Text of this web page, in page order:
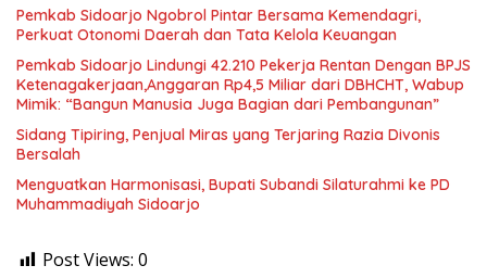
Pemkab Sidoarjo Ngobrol Pintar Bersama Kemendagri,
Perkuat Otonomi Daerah dan Tata Kelola Keuangan
Pemkab Sidoarjo Lindungi 42.210 Pekerja Rentan Dengan BPJS
Ketenagakerjaan,Anggaran Rp4,5 Miliar dari DBHCHT, Wabup
Mimik: “Bangun Manusia Juga Bagian dari Pembangunan”
Sidang Tipiring, Penjual Miras yang Terjaring Razia Divonis
Bersalah
Menguatkan Harmonisasi, Bupati Subandi Silaturahmi ke PD
Muhammadiyah Sidoarjo
Post Views: 0